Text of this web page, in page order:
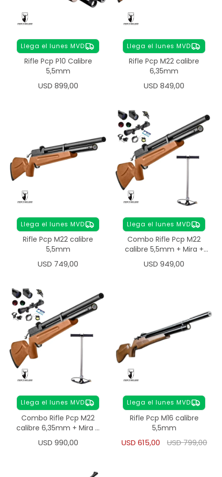
Llega el lunes MVD
Rifle Pcp P10 Calibre
5,5mm
USD 899,00
Llega el lunes MVD
Rifle Pcp M22 calibre
6,35mm
USD 849,00
Llega el lunes MVD
Rifle Pcp M22 calibre
5,5mm
USD 749,00
Llega el lunes MVD
Combo Rifle Pcp M22
calibre 5,5mm + Mira +
Inflador
USD 949,00
Llega el lunes MVD
Combo Rifle Pcp M22
calibre 6,35mm + Mira +
Inflador
USD 990,00
Llega el lunes MVD
Rifle Pcp M16 calibre
5,5mm
USD 615,00 USD799,00